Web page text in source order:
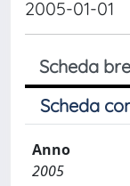
2005-01-01
Scheda
Scheda
Anno
2005